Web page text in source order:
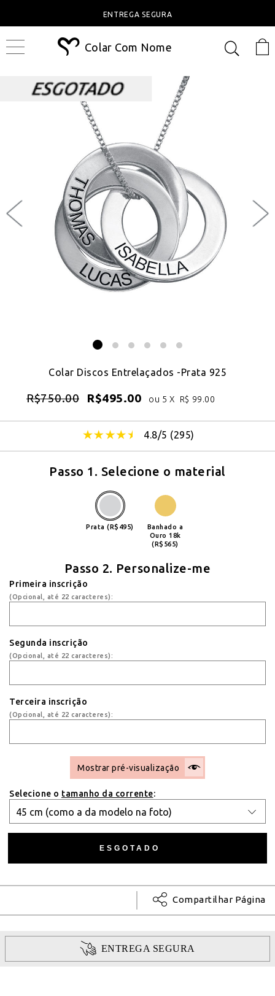
ENTREGA SEGURA
Colar Com Nome
Colar Discos Entrelaçados -Prata 925
R$750.00 R$495.00 ou 5 X R$ 99.00
4.8/5 (295)
Passo 1. Selecione o material
Prata (R$495)
Banhado a
Ouro 18k
(R$565)
Passo 2. Personalize-me
Primeira inscrição
(Opcional, até 22 caracteres):
Segunda inscrição
(Opcional, até 22 caracteres):
Terceira inscrição
(Opcional, até 22 caracteres):
Mostrar pré-visualização
Selecione o tamanho da corrente:
Compartilhar Página
ENTREGA SEGURA